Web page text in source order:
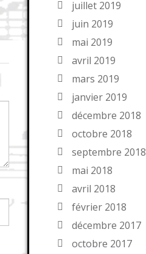
juillet 2019
juin 2019
mai 2019
avril 2019
mars 2019
janvier 2019
décembre 2018
octobre 2018
septembre 2018
mai 2018
avril 2018
février 2018
décembre 2017
octobre 2017